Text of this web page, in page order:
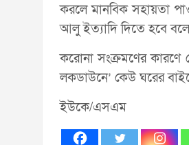
করলে মানবিক সহায়তা
আলু ইত্যাদি দিতে হবে বলে
করোনা সংক্রমণের
লকডাউনে’ কেউ ঘরের
ইউকে/এসএম